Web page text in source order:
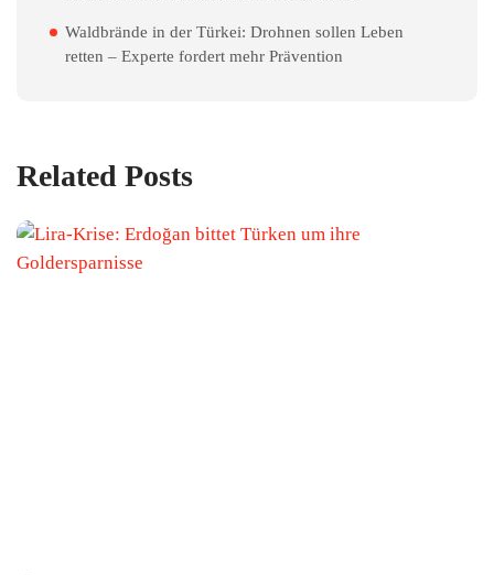
Waldbrände in der Türkei: Drohnen sollen Leben
retten – Experte fordert mehr Prävention
Related Posts